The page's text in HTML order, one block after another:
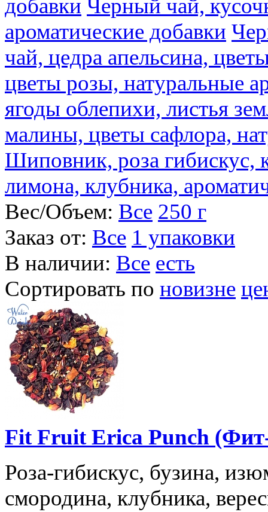
добавки Черный чай,
ароматические добавки
чай, цедра апельсина,
цветы розы, натуральные
ягоды облепихи, листья
малины, цветы сафлора,
Шиповник, роза гибискус,
лимона, клубника,
Вес/Объем: Все 250 г
Заказ от: Все 1 упаковки
В наличии: Все есть
Сортировать по новизне
Fit Fruit Erica Punch
Роза-гибискус, бузина,
смородина, клубника,